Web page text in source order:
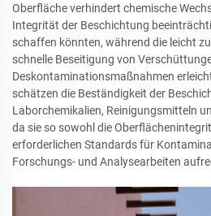
Oberfläche verhindert chemische
Integrität der Beschichtung
schaffen könnten, während die leicht
schnelle Beseitigung von
Deskontaminationsmaßnahmen
schätzen die Beständigkeit der
Laborchemikalien, Reinigungsmitteln
da sie so sowohl die
erforderlichen Standards für
Forschungs- und Analysearbeiten